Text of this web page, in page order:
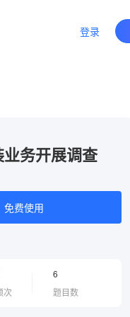
登录
务开展调查
免费使用
次
6
题目数